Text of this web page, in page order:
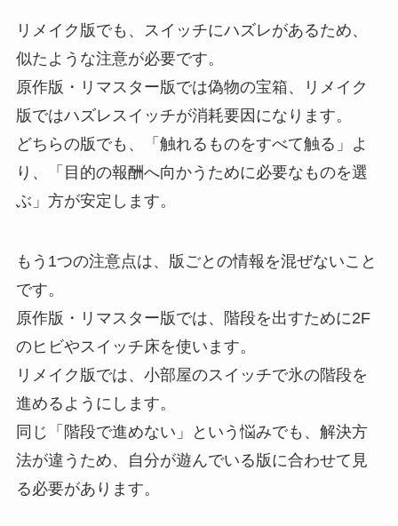
リメイク版でも、スイッチにハズレがあるため、
似たような注意が必要です。
原作版・リマスター版では偽物の宝箱、リメイク
版ではハズレスイッチが消耗要因になります。
どちらの版でも、「触れるものをすべて触る」よ
り、「目的の報酬へ向かうために必要なものを選
ぶ」方が安定します。
もう1つの注意点は、版ごとの情報を混ぜないこと
です。
原作版・リマスター版では、階段を出すために2F
のヒビやスイッチ床を使います。
リメイク版では、小部屋のスイッチで氷の階段を
進めるようにします。
同じ「階段で進めない」という悩みでも、解決方
法が違うため、自分が遊んでいる版に合わせて見
る必要があります。